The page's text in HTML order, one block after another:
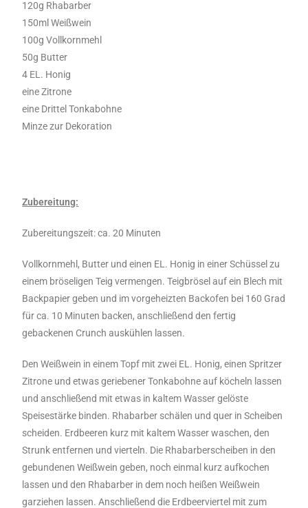
120g Rhabarber
150ml Weißwein
100g Vollkornmehl
50g Butter
4 EL. Honig
eine Zitrone
eine Drittel Tonkabohne
Minze zur Dekoration
Zubereitung:
Zubereitungszeit: ca. 20 Minuten
Vollkornmehl, Butter und einen EL. Honig in einer Schüssel zu
einem bröseligen Teig vermengen. Teigbrösel auf ein Blech mit
Backpapier geben und im vorgeheizten Backofen bei 160 Grad
für ca. 10 Minuten backen, anschließend den fertig
gebackenen Crunch auskühlen lassen.
Den Weißwein in einem Topf mit zwei EL. Honig, einen Spritzer
Zitrone und etwas geriebener Tonkabohne auf köcheln lassen
und anschließend mit etwas in kaltem Wasser gelöste
Speisestärke binden. Rhabarber schälen und quer in Scheiben
scheiden. Erdbeeren kurz mit kaltem Wasser waschen, den
Strunk entfernen und vierteln. Die Rhabarberscheiben in den
gebundenen Weißwein geben, noch einmal kurz aufkochen
lassen und den Rhabarber in dem noch heißen Weißwein
garziehen lassen. Anschließend die Erdbeerviertel mit zum